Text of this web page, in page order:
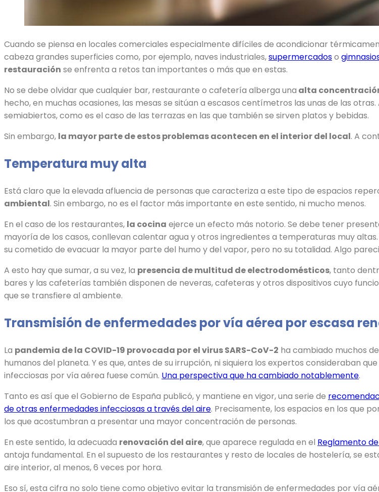
Cuando se piensa en locales comerciales especialmente difíciles de acondicionar
cabeza grandes superficies como, por ejemplo, naves industriales,supermercadoso
restauración se enfrenta a retos tan importantes o más que en estas.
No se debe olvidar que cualquier bar, restaurante o cafetería alberga una alta
hecho, en muchas ocasiones, las mesas se sitúan a escasos centímetros las unas de las
semiabiertos, como es el caso de las terrazas en las que también se sirven platos y bebidas.
Sin embargo, la mayor parte de estos problemas acontecen en el interior del local. A
Temperatura muy alta
Está claro que la elevada afluencia de personas que caracteriza a este tipo de espacios
ambiental. Sin embargo, no es el factor más importante en este sentido, ni mucho menos.
En el caso de los restaurantes, la cocina ejerce un efecto más notorio. Se debe tener
mayoría de los casos, conllevan calentar agua y otros ingredientes a temperaturas muy
su cometido de evacuar la mayor parte del humo y del vapor, pero no su totalidad. Algo
A esto hay que sumar, a su vez, la presencia de multitud de electrodomésticos, tanto
bares y las cafeterías también disponen de neveras, cafeteras y otros dispositivos cuyo
que se transfiere al ambiente.
Transmisión de enfermedades por vía aérea por escasa
La pandemia de la COVID-19 provocada por el virus SARS-CoV-2 ha cambiado muchos
humanos del planeta. Y es que, antes de su irrupción, ni siquiera los expertos consideraban
infecciosas por vía aérea fuese común. Una perspectiva que ha cambiado notablemente.
Tanto es así que el Gobierno de España publicó, y mantiene en vigor, una serie de
de otras enfermedades infecciosas a través del aire. Precisamente, los espacios en los que
los que acostumbran a presentar una mayor concentración de personas.
En este sentido, la adecuada renovación del aire, que aparece regulada en el Reglamento
antoja fundamental. En el supuesto de los restaurantes y resto de locales de hostelería, se
aire interior, al menos, 6 veces por hora.
Eso sí, esta cifra no solo tiene como objetivo evitar la transmisión de enfermedades por vía